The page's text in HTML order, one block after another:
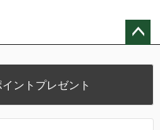
へ
イントプレゼント